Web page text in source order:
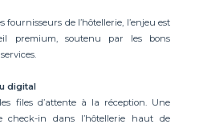
fournisseurs de l’hôtellerie, l’enjeu est
premium, soutenu par les bons
digital
files d’attente à la réception. Une
check-in dans l’hôtellerie haut de